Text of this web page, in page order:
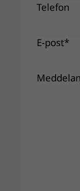
Telefon
E-post*